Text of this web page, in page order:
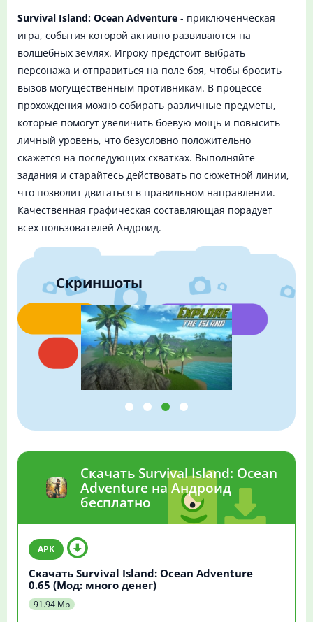
Survival Island: Ocean Adventure - приключенческая
игра, события которой активно развиваются на
волшебных землях. Игроку предстоит выбрать
персонажа и отправиться на поле боя, чтобы бросить
вызов могущественным противникам. В процессе
прохождения можно собирать различные предметы,
которые помогут увеличить боевую мощь и повысить
личный уровень, что безусловно положительно
скажется на последующих схватках. Выполняйте
задания и старайтесь действовать по сюжетной линии,
что позволит двигаться в правильном направлении.
Качественная графическая составляющая порадует
всех пользователей Андроид.
Скриншоты
Скачать Survival Island: Ocean
Adventure на Андроид
бесплатно
Скачать Survival Island: Ocean Adventure
0.65 (Мод: много денег)
91.94 Mb